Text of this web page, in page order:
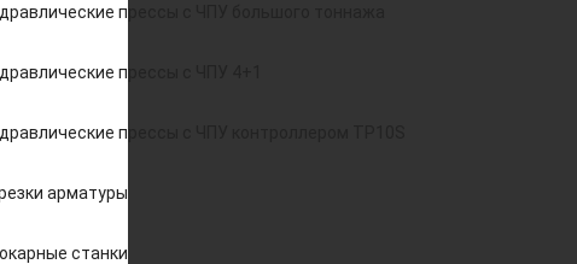
прессы с ЧПУ большого тоннажа
прессы с ЧПУ 4+1
прессы с ЧПУ контроллером TP10S
арматуры
станки